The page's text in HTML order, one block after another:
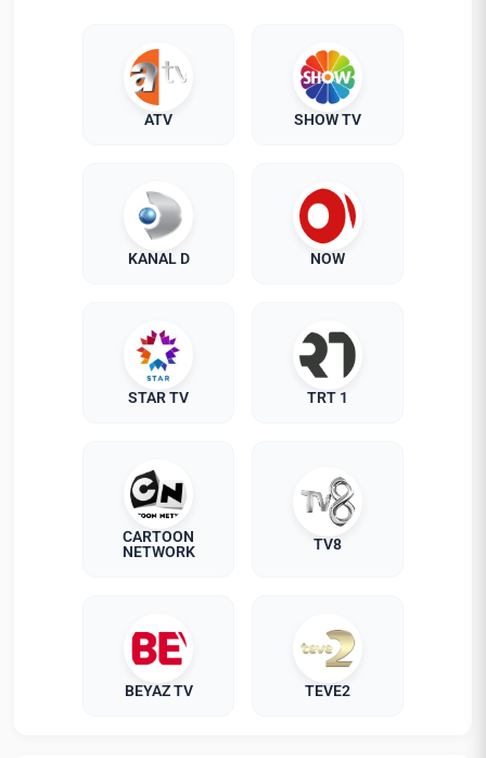
ATV SHOW TV
KANAL D NOW
STAR TV TRT 1
CARTOON
NETWORK
TV8
BEYAZ TV TEVE2